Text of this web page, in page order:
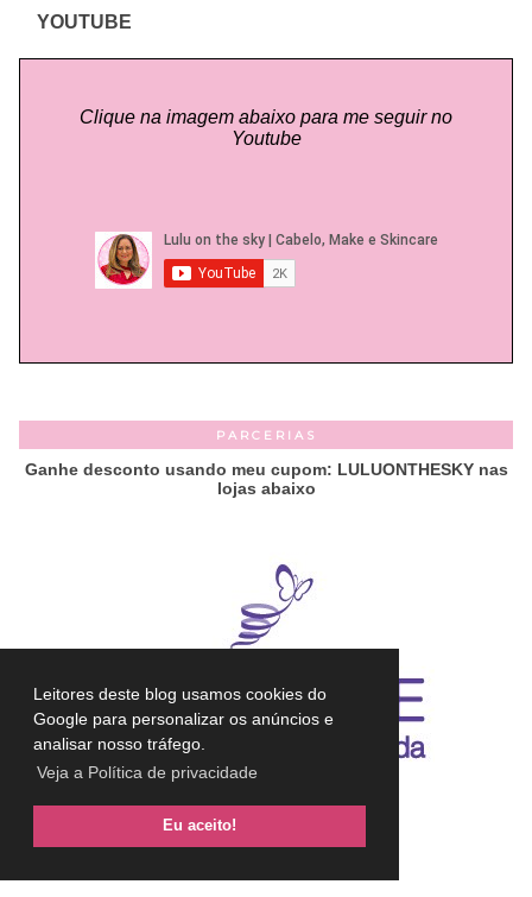
Leitores deste blog usamos cookies do
Google para personalizar os anúncios e
analisar nosso tráfego.
Veja a Política de privacidade
Eu aceito!
YOUTUBE
Clique na imagem abaixo para me seguir no
Youtube
PARCERIAS
Ganhe desconto usando meu cupom: LULUONTHESKY nas
lojas abaixo